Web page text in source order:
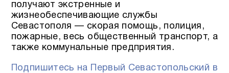
получают экстренные и
жизнеобеспечивающие службы
Севастополя — скорая помощь, полиция,
пожарные, весь общественный транспорт, а
также коммунальные предприятия.
Подпишитесь на Первый Севастопольский в